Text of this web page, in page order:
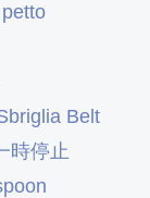
Belt
時停止